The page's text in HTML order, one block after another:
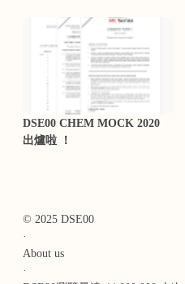
DSE00 CHEM MOCK 2020
出爐啦 ！
© 2025 DSE00
·
About us
·